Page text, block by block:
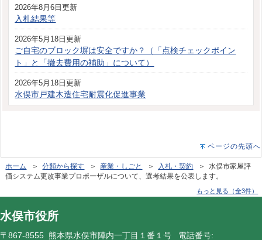
2026年8月6日更新
入札結果等
2026年5月18日更新
ご自宅のブロック塀は安全ですか？（「点検チェックポイン
ト」と「撤去費用の補助」について）
2026年5月18日更新
水俣市戸建木造住宅耐震化促進事業
ページの先頭へ
ホーム ＞分類から探す ＞ 産業・しごと ＞ 入札・契約 ＞ 水俣市家屋評
価システム更改事業プロポーザルについて、選考結果を公表します。
もっと見る（全3件）
水俣市役所
〒867-8555 熊本県水俣市陣内一丁目１番１号 電話番号: